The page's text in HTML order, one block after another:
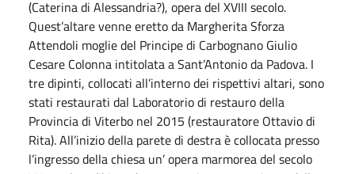
(Caterina di Alessandria?), opera del XVIII secolo.
Quest’altare venne eretto da Margherita Sforza
Attendoli moglie del Principe di Carbognano Giulio
Cesare Colonna intitolata a Sant’Antonio da Padova. I
tre dipinti, collocati all’interno dei rispettivi altari, sono
stati restaurati dal Laboratorio di restauro della
Provincia di Viterbo nel 2015 (restauratore Ottavio di
Rita). All’inizio della parete di destra è collocata presso
l’ingresso della chiesa un’ opera marmorea del secolo